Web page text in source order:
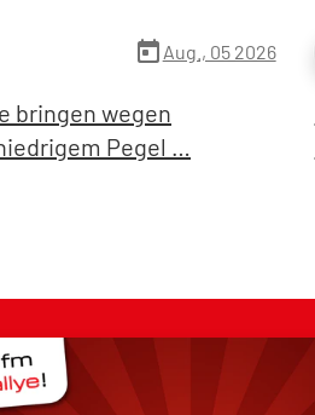
today Aug., 05 2026
bringen wegen
Pegel …